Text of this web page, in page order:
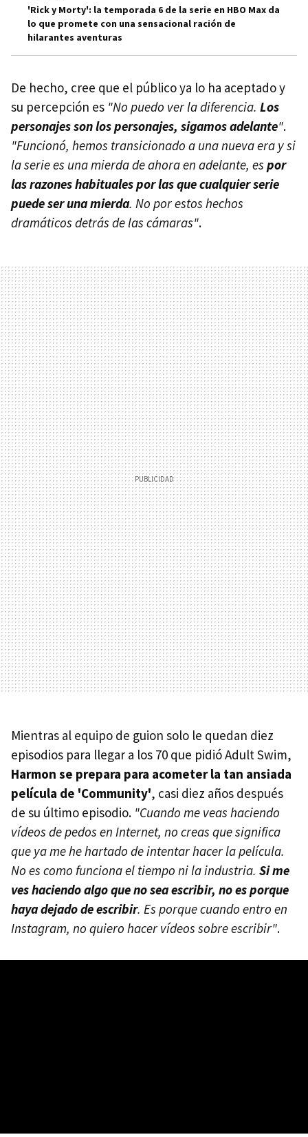
'Rick y Morty': la temporada 6 de la serie en HBO Max da
lo que promete con una sensacional ración de
hilarantes aventuras
De hecho, cree que el público ya lo ha aceptado y
su percepción es "No puedo ver la diferencia. Los
personajes son los personajes, sigamos adelante".
"Funcionó, hemos transicionado a una nueva era y si
la serie es una mierda de ahora en adelante, es por
las razones habituales por las que cualquier serie
puede ser una mierda. No por estos hechos
dramáticos detrás de las cámaras".
Mientras al equipo de guion solo le quedan diez
episodios para llegar a los 70 que pidió Adult Swim,
Harmon se prepara para acometer la tan ansiada
película de 'Community', casi diez años después
de su último episodio. "Cuando me veas haciendo
vídeos de pedos en Internet, no creas que significa
que ya me he hartado de intentar hacer la película.
No es como funciona el tiempo ni la industria. Si me
ves haciendo algo que no sea escribir, no es porque
haya dejado de escribir. Es porque cuando entro en
Instagram, no quiero hacer vídeos sobre escribir".